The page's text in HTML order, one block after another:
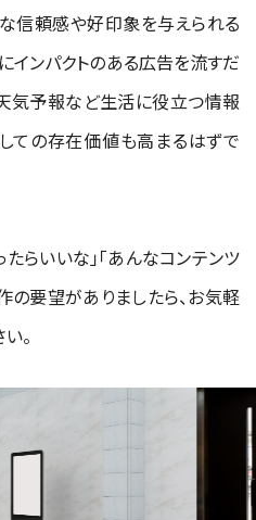
信頼感や好印象を与えられる
インパクトのある広告を流すだ
気予報など生活に役立つ情報
ての存在価値も高まるはずで
らいいな」「あんなコンテンツ
の要望がありましたら、お気軽
。